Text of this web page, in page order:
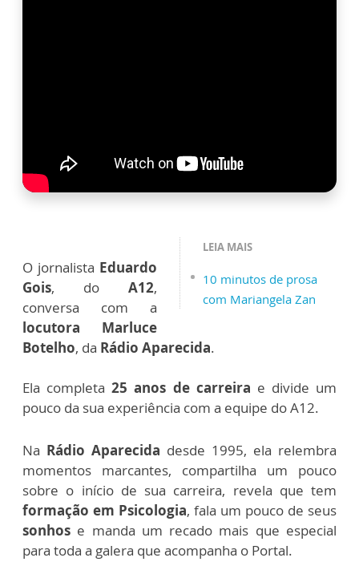
LEIA MAIS
10 minutos de prosa
com Mariangela Zan
O jornalista Eduardo
Gois, do A12,
conversa com a
locutora Marluce
Botelho, da Rádio Aparecida.
Ela completa25 anos de carreira e divide um
pouco da sua experiência com a equipe do A12.
Na Rádio Aparecida desde 1995, ela relembra
momentos marcantes, compartilha um pouco
sobre o início de sua carreira, revela que tem
formação em Psicologia, fala um pouco de seus
sonhos e manda um recado mais que especial
para toda a galera que acompanha o Portal.